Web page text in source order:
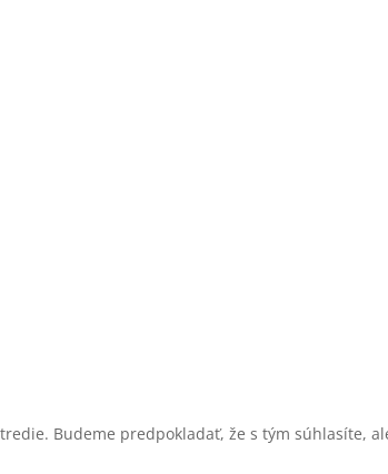
Budeme predpokladať, že s tým súhlasíte,